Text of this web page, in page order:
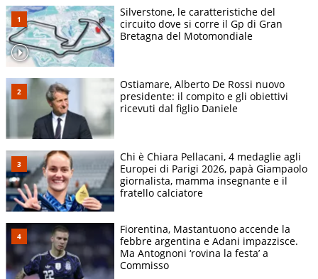
Silverstone, le caratteristiche del
circuito dove si corre il Gp di Gran
Bretagna del Motomondiale
Ostiamare, Alberto De Rossi nuovo
presidente: il compito e gli obiettivi
ricevuti dal figlio Daniele
Chi è Chiara Pellacani, 4 medaglie agli
Europei di Parigi 2026, papà Giampaolo
giornalista, mamma insegnante e il
fratello calciatore
Fiorentina, Mastantuono accende la
febbre argentina e Adani impazzisce.
Ma Antognoni ‘rovina la festa’ a
Commisso